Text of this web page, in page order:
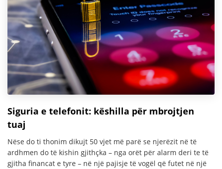
Siguria e telefonit: këshilla për mbrojtjen
tuaj
Nëse do ti thonim dikujt 50 vjet më parë se njerëzit në të
ardhmen do të kishin gjithçka – nga orët për alarm deri te të
gjitha financat e tyre – në një pajisje të vogël që futet në një